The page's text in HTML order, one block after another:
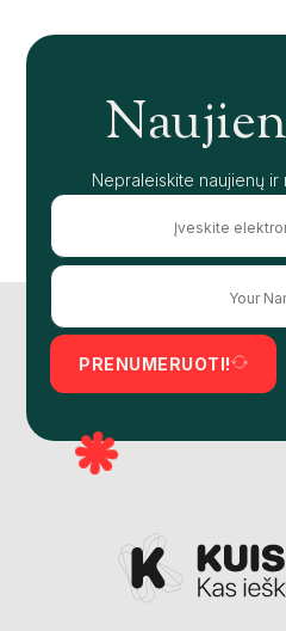
Nepraleiskite naujienų ir
PRENUMERUOTI!